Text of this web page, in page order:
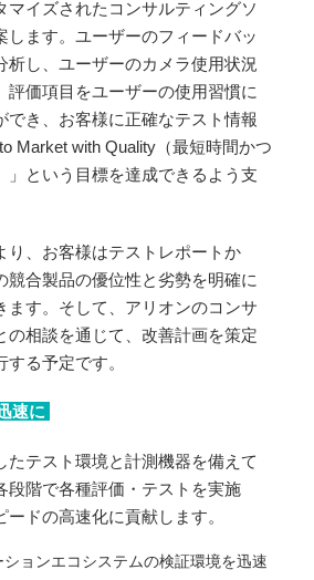
マイズされたコンサルティングソ
します。ユーザーのフィードバッ
析し、ユーザーのカメラ使用状況
評価項目をユーザーの使用習慣に
でき、お客様に正確なテスト情報
Market with Quality（最短時間かつ
」という目標を達成できるよう支
り、お客様はテストレポートか
競合製品の優位性と劣勢を明確に
ます。そして、アリオンのコンサ
の相談を通じて、改善計画を策定
る予定です。
速に
たテスト環境と計測機器を備えて
段階で各種評価・テストを実施
ードの高速化に貢献します。
ョンエコシステムの検証環境を迅速